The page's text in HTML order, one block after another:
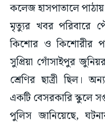
কলেজ হাসপাতালে
মৃত্যুর খবর পরিবারে
কিশোর ও কিশোরীর
সুপ্রিয়া গোঁসাইপুর
শ্রেণির ছাত্রী ছিল।
একটি বেসরকারি স্কুলে
পুলিস জানিয়েছে,